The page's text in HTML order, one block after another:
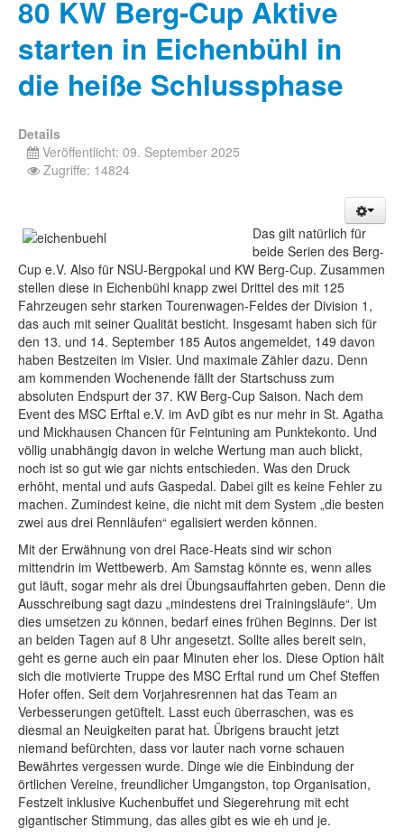
80 KW Berg-Cup Aktive
starten in Eichenbühl in
die heiße Schlussphase
Details
Veröffentlicht: 09. September 2025
Zugriffe: 14824
Das gilt natürlich für
beide Serien des Berg-
Cup e.V. Also für NSU-Bergpokal und KW Berg-Cup. Zusammen
stellen diese in Eichenbühl knapp zwei Drittel des mit 125
Fahrzeugen sehr starken Tourenwagen-Feldes der Division 1,
das auch mit seiner Qualität besticht. Insgesamt haben sich für
den 13. und 14. September 185 Autos angemeldet, 149 davon
haben Bestzeiten im Visier. Und maximale Zähler dazu. Denn
am kommenden Wochenende fällt der Startschuss zum
absoluten Endspurt der 37. KW Berg-Cup Saison. Nach dem
Event des MSC Erftal e.V. im AvD gibt es nur mehr in St. Agatha
und Mickhausen Chancen für Feintuning am Punktekonto. Und
völlig unabhängig davon in welche Wertung man auch blickt,
noch ist so gut wie gar nichts entschieden. Was den Druck
erhöht, mental und aufs Gaspedal. Dabei gilt es keine Fehler zu
machen. Zumindest keine, die nicht mit dem System „die besten
zwei aus drei Rennläufen“ egalisiert werden können.
Mit der Erwähnung von drei Race-Heats sind wir schon
mittendrin im Wettbewerb. Am Samstag könnte es, wenn alles
gut läuft, sogar mehr als drei Übungsauffahrten geben. Denn die
Ausschreibung sagt dazu „mindestens drei Trainingsläufe“. Um
dies umsetzen zu können, bedarf eines frühen Beginns. Der ist
an beiden Tagen auf 8 Uhr angesetzt. Sollte alles bereit sein,
geht es gerne auch ein paar Minuten eher los. Diese Option hält
sich die motivierte Truppe des MSC Erftal rund um Chef Steffen
Hofer offen. Seit dem Vorjahresrennen hat das Team an
Verbesserungen getüftelt. Lasst euch überraschen, was es
diesmal an Neuigkeiten parat hat. Übrigens braucht jetzt
niemand befürchten, dass vor lauter nach vorne schauen
Bewährtes vergessen wurde. Dinge wie die Einbindung der
örtlichen Vereine, freundlicher Umgangston, top Organisation,
Festzelt inklusive Kuchenbuffet und Siegerehrung mit echt
gigantischer Stimmung, das alles gibt es wie eh und je.